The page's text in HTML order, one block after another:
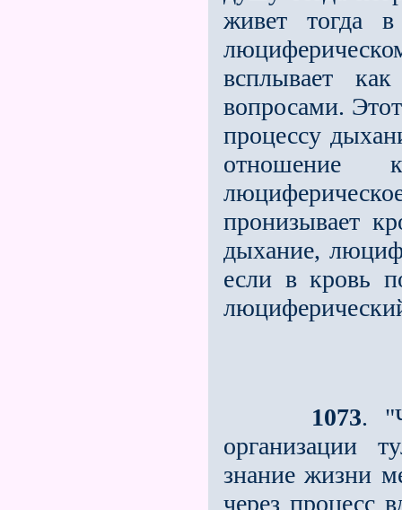
живет тогда
всплывает
вопросами.
процессу
отношение
пронизывает
дыхание,
если в кровь
1073.
организации
знание жизни
через процесс